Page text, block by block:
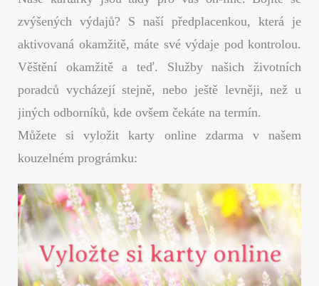
zvýšených výdajů? S naší předplacenkou, která je
aktivovaná okamžitě, máte své výdaje pod kontrolou.
Věštění okamžitě a teď. Služby našich životních
poradců vycházejí stejně, nebo ještě levněji, než u
jiných odborníků, kde ovšem čekáte na termín.
Můžete si vyložit karty online zdarma v našem
kouzelném prográmku: